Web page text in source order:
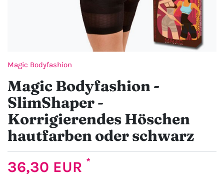
Magic Bodyfashion
Magic Bodyfashion -
SlimShaper -
Korrigierendes Höschen
hautfarben oder schwarz
36,30 EUR *